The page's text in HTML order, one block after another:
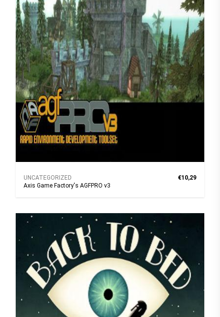
UNCATEGORIZED
Axis Game Factory's AGFPRO v3
€10,29